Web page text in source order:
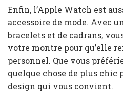
Enfin, l’Apple Watch est
accessoire de mode. Avec
bracelets et de cadrans,
votre montre pour qu’elle
personnel. Que vous
quelque chose de plus chic
design qui vous convient.